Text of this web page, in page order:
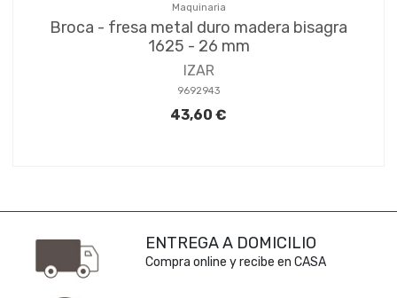
Maquinaria
Broca - fresa metal duro madera bisagra
1625 - 26 mm
IZAR
9692943
43,60 €
ENTREGA A DOMICILIO
Compra online y recibe en CASA